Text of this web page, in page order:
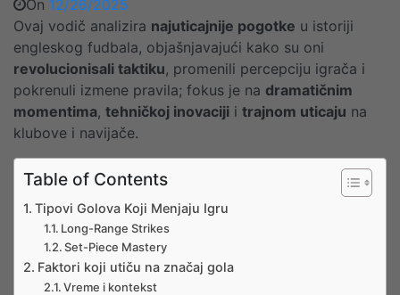
On 12/26/2025
Ovaj vodič analizira najuticajnije pogotke u istoriji
engleskog fudbala, objašnjavajući kako su oni
revolucionisali taktiku, promenili percepciju igrača i
pokrenuli izmene pravila; fokus je na dramatičnim
momentima, tehničkoj inovaciji i trajnom uticaju na
klubove i navijače.
Table of Contents
Tipovi Golova Koji Menjaju Igru
Long-Range Strikes
Set-Piece Mastery
Faktori koji utiču na značaj gola
Vreme i kontekst